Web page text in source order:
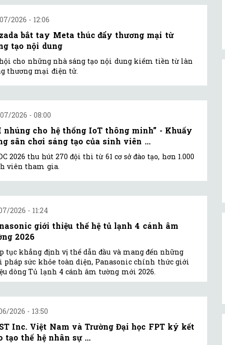
2026 - 12:06
bắt tay Meta thúc đẩy thương mại từ
tạo nội dung
cho những nhà sáng tạo nội dung kiếm tiền từ làn
thương mại điện tử.
2026 - 08:00
nhúng cho hệ thống IoT thông minh” - Khuấy
sân chơi sáng tạo của sinh viên ...
2026 thu hút 270 đội thi từ 61 cơ sở đào tạo, hơn 1.000
viên tham gia.
2026 - 11:24
giới thiệu thế hệ tủ lạnh 4 cánh âm
2026
tục khẳng định vị thế dẫn đầu và mang đến những
pháp sức khỏe toàn diện, Panasonic chính thức giới
dòng Tủ lạnh 4 cánh âm tường mới 2026.
2026 - 13:50
Inc. Việt Nam và Trường Đại học FPT ký kết
tạo thế hệ nhân sự ...